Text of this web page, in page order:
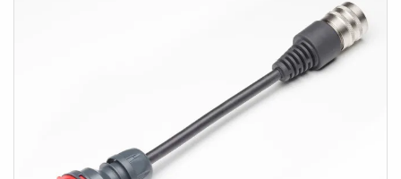
et charger. Les adaptateurs Juice Booster fonctionnent
uniquement avec une borne Juice Booter 2.